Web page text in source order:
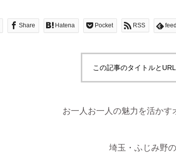
Share Hatena Pocket RSS
この記事のタイトルと
お一人お一人の魅力を活かす
埼玉・ふじみ野